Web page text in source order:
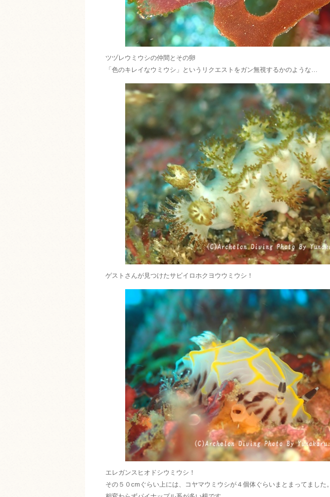
ツヅレウミウシの仲間とその卵
「色のキレイなウミウシ」というリクエストをガン無視するかのような…
ゲストさんが見つけたサビイロホクヨウウミウシ！
エレガンスヒオドシウミウシ！
その５０cmぐらい上には、コヤマウミウシが４個体ぐらいまとまってました。